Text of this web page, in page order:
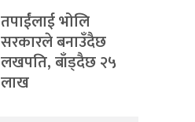
तपाईंलाई भोलि
सरकारले बनाउँदैछ
लखपति, बाँड्दैछ २५
लाख